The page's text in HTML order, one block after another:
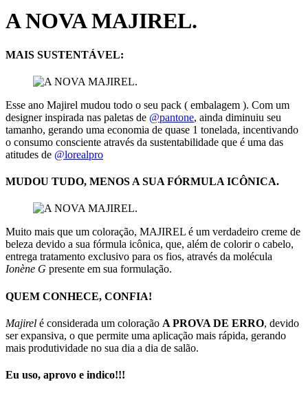
A NOVA MAJIREL.
MAIS SUSTENTÁVEL:
Esse ano Majirel mudou todo o seu pack ( embalagem ). Com um
designer inspirada nas paletas de @pantone, ainda diminuiu seu
tamanho, gerando uma economia de quase 1 tonelada, incentivando
o consumo consciente através da sustentabilidade que é uma das
atitudes de @lorealpro
MUDOU TUDO, MENOS A SUA FÓRMULA ICÔNICA.
Muito mais que um coloração, MAJIREL é um verdadeiro creme de
beleza devido a sua fórmula icônica, que, além de colorir o cabelo,
entrega tratamento exclusivo para os fios, através da molécula
Ionène G presente em sua formulação.
QUEM CONHECE, CONFIA!
Majirel é considerada um coloração A PROVA DE ERRO, devido
ser expansiva, o que permite uma aplicação mais rápida, gerando
mais produtividade no sua dia a dia de salão.
Eu uso, aprovo e indico!!!